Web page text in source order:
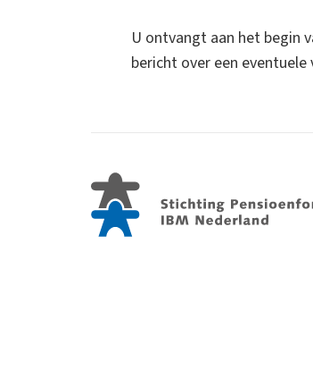
U ontvangt aan het begin
bericht over een